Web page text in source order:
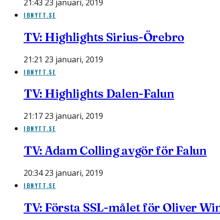
21:43 23 januari, 2019
IBNYTT.SE
TV: Highlights Sirius-Örebro
21:21 23 januari, 2019
IBNYTT.SE
TV: Highlights Dalen-Falun
21:17 23 januari, 2019
IBNYTT.SE
TV: Adam Colling avgör för Falun
20:34 23 januari, 2019
IBNYTT.SE
TV: Första SSL-målet för Oliver